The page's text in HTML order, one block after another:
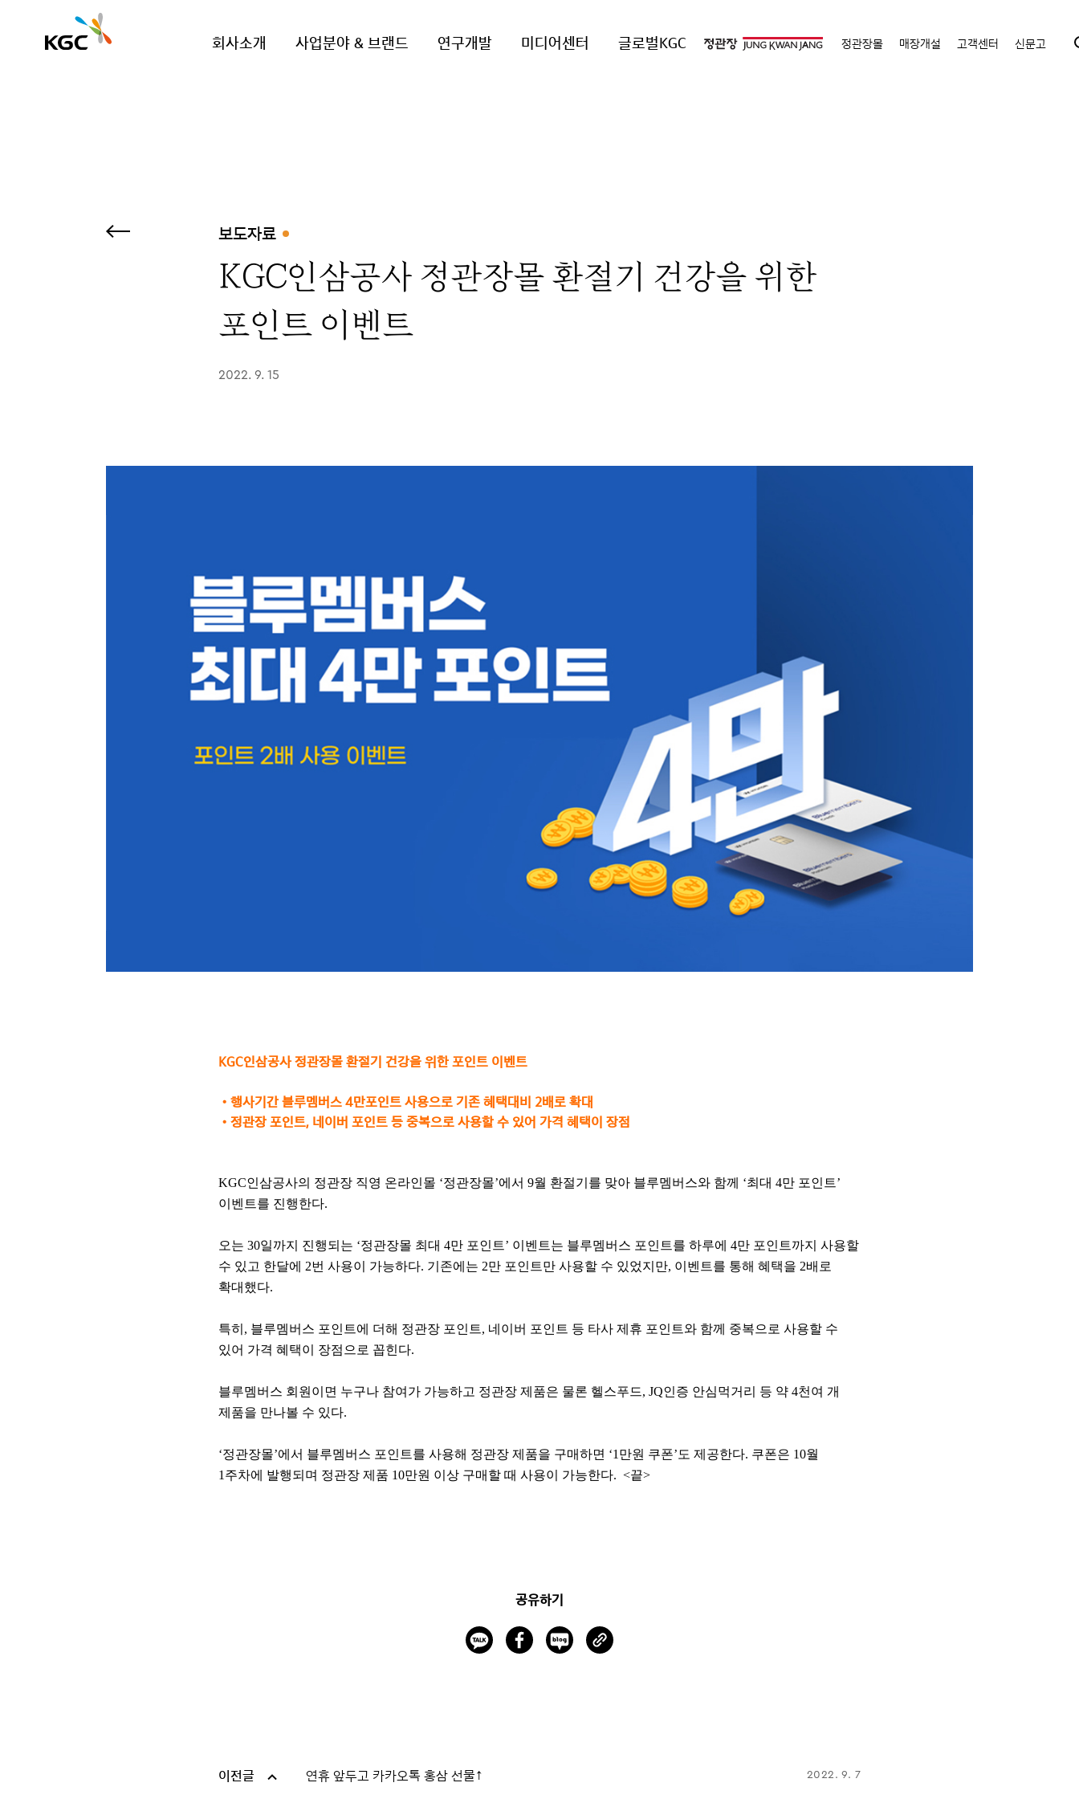
회사소개 사업분야 & 브랜드 연구개발 미디어센터 글로벌KGC 정관장몰 매장개설 고객센터 신문고
보도자료
KGC인삼공사 정관장몰 환절기 건강을 위한
포인트 이벤트
2022. 9. 15
KGC인삼공사 정관장몰 환절기 건강을 위한 포인트 이벤트
• 행사기간 블루멤버스 4만포인트 사용으로 기존 혜택대비 2배로 확대
• 정관장 포인트, 네이버 포인트 등 중복으로 사용할 수 있어 가격 혜택이 장점
KGC인삼공사의 정관장 직영 온라인몰 ‘정관장몰’에서 9월 환절기를 맞아 블루멤버스와 함께 ‘최대 4만 포인트’
이벤트를 진행한다.
오는 30일까지 진행되는 ‘정관장몰 최대 4만 포인트’ 이벤트는 블루멤버스 포인트를 하루에 4만 포인트까지 사용할
수 있고 한달에 2번 사용이 가능하다. 기존에는 2만 포인트만 사용할 수 있었지만, 이벤트를 통해 혜택을 2배로
확대했다.
특히, 블루멤버스 포인트에 더해 정관장 포인트, 네이버 포인트 등 타사 제휴 포인트와 함께 중복으로 사용할 수
있어 가격 혜택이 장점으로 꼽힌다.
블루멤버스 회원이면 누구나 참여가 가능하고 정관장 제품은 물론 헬스푸드, JQ인증 안심먹거리 등 약 4천여 개
제품을 만나볼 수 있다.
‘정관장몰’에서 블루멤버스 포인트를 사용해 정관장 제품을 구매하면 ‘1만원 쿠폰’도 제공한다. 쿠폰은 10월
1주차에 발행되며 정관장 제품 10만원 이상 구매할 때 사용이 가능한다. <끝>
공유하기
이전글 연휴 앞두고 카카오톡 홍삼 선물↑ 2022. 9. 7